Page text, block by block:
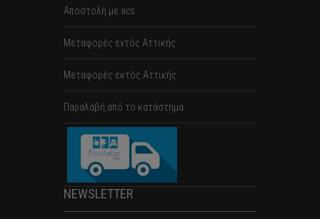
Αποστολή με acs
Mεταφορές εντός Αττικής
Μεταφορές εκτός Αττικής
Παραλαβή από το κατάστημα
NEWSLETTER